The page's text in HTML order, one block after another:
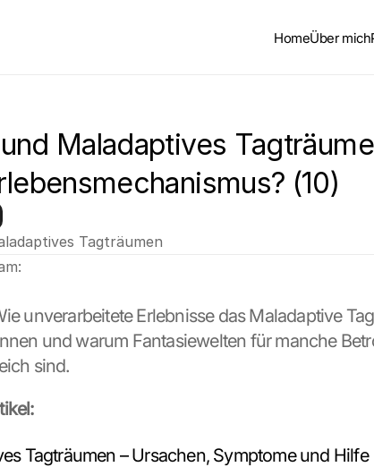
Maladaptives
(10)
Tagträumen
unverarbeitete Erlebnisse das Maladaptive
und warum Fantasiewelten für manche
sind.
Tagträumen – Ursachen, Symptome und Hilfe
HomeÜber mich